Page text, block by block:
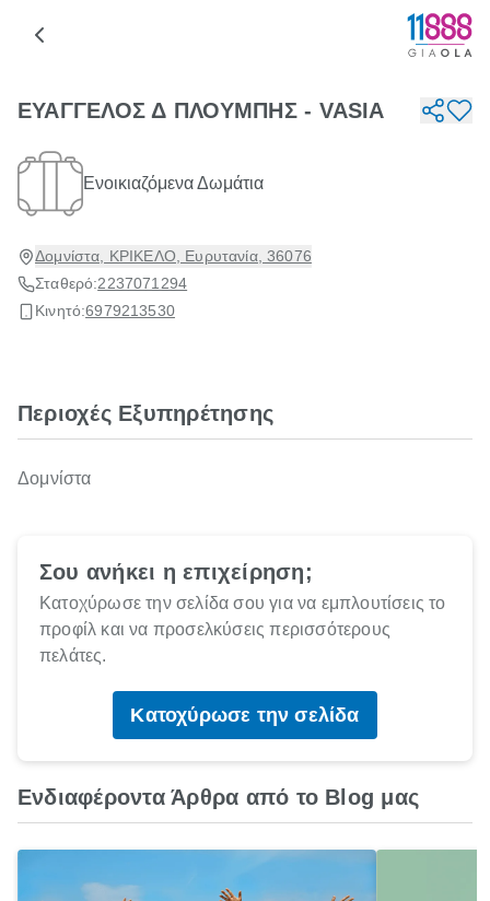
ΕΥΑΓΓΕΛΟΣ Δ ΠΛΟΥΜΠΗΣ - VASIA
Ενοικιαζόμενα Δωμάτια
Δομνίστα, ΚΡΙΚΕΛΟ, Ευρυτανία, 36076
Σταθερό:2237071294
Κινητό:6979213530
Περιοχές Εξυπηρέτησης
Δομνίστα
Σου ανήκει η επιχείρηση;
Κατοχύρωσε την σελίδα σου για να εμπλουτίσεις το
προφίλ και να προσελκύσεις περισσότερους
πελάτες.
Κατοχύρωσε την σελίδα
Ενδιαφέροντα Άρθρα από το Blog μας